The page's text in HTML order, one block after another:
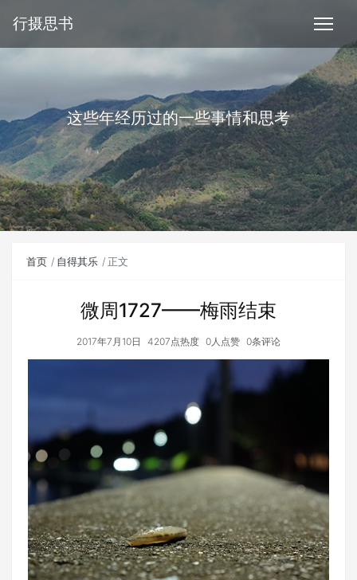
行摄思书
这些年经历过的一些事情和思考
首页 自得其乐 正文
微周1727——梅雨结束
2017年7月10日 4207点热度 0人点赞 0条评论